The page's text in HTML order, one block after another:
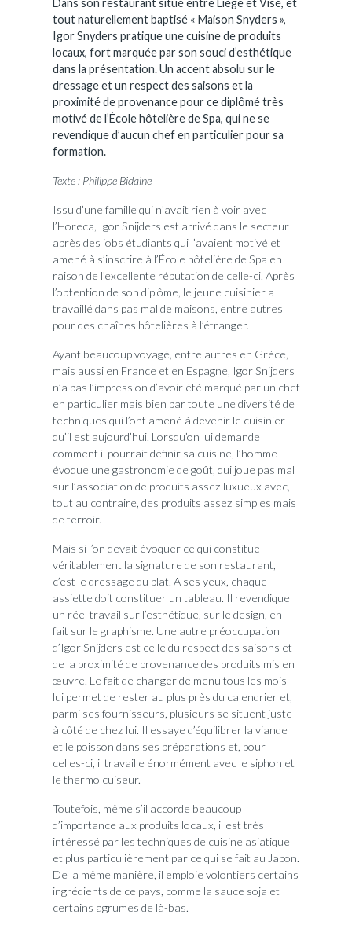
Dans son restaurant situé entre Liège et Visé, et
tout naturellement baptisé « Maison Snyders »,
Igor Snyders pratique une cuisine de produits
locaux, fort marquée par son souci d’esthétique
dans la présentation. Un accent absolu sur le
dressage et un respect des saisons et la
proximité de provenance pour ce diplômé très
motivé de l’École hôtelière de Spa, qui ne se
revendique d’aucun chef en particulier pour sa
formation.
Texte : Philippe Bidaine
Issu d’une famille qui n’avait rien à voir avec
l’Horeca, Igor Snijders est arrivé dans le secteur
après des jobs étudiants qui l’avaient motivé et
amené à s’inscrire à l’École hôtelière de Spa en
raison de l’excellente réputation de celle-ci. Après
l’obtention de son diplôme, le jeune cuisinier a
travaillé dans pas mal de maisons, entre autres
pour des chaînes hôtelières à l’étranger.
Ayant beaucoup voyagé, entre autres en Grèce,
mais aussi en France et en Espagne, Igor Snijders
n’a pas l’impression d’avoir été marqué par un chef
en particulier mais bien par toute une diversité de
techniques qui l’ont amené à devenir le cuisinier
qu’il est aujourd’hui. Lorsqu’on lui demande
comment il pourrait définir sa cuisine, l’homme
évoque une gastronomie de goût, qui joue pas mal
sur l’association de produits assez luxueux avec,
tout au contraire, des produits assez simples mais
de terroir.
Mais si l’on devait évoquer ce qui constitue
véritablement la signature de son restaurant,
c’est le dressage du plat. A ses yeux, chaque
assiette doit constituer un tableau. Il revendique
un réel travail sur l’esthétique, sur le design, en
fait sur le graphisme. Une autre préoccupation
d’Igor Snijders est celle du respect des saisons et
de la proximité de provenance des produits mis en
œuvre. Le fait de changer de menu tous les mois
lui permet de rester au plus près du calendrier et,
parmi ses fournisseurs, plusieurs se situent juste
à côté de chez lui. Il essaye d’équilibrer la viande
et le poisson dans ses préparations et, pour
celles-ci, il travaille énormément avec le siphon et
le thermo cuiseur.
Toutefois, même s’il accorde beaucoup
d’importance aux produits locaux, il est très
intéressé par les techniques de cuisine asiatique
et plus particulièrement par ce qui se fait au Japon.
De la même manière, il emploie volontiers certains
ingrédients de ce pays, comme la sauce soja et
certains agrumes de là-bas.